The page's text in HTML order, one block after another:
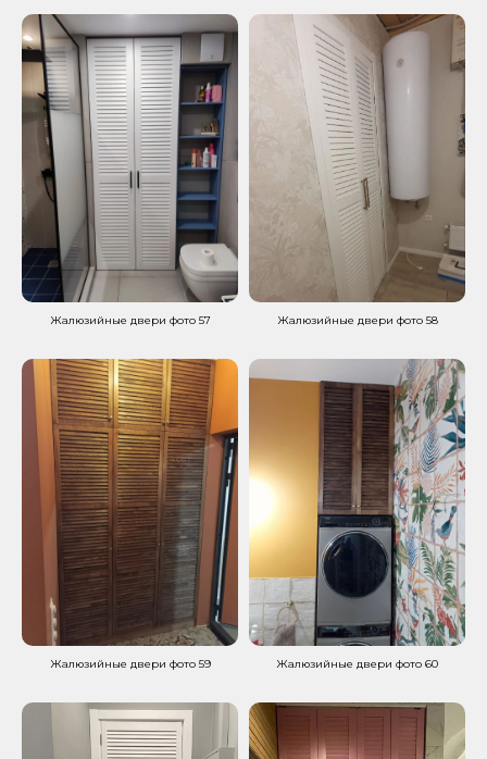
Жалюзийные двери фото 57 Жалюзийные двери фото 58
Жалюзийные двери фото 59 Жалюзийные двери фото 60